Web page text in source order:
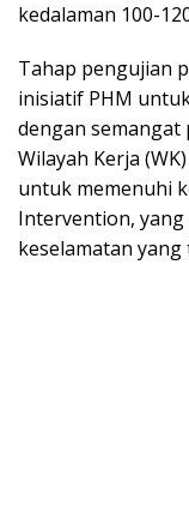
kedalaman 100-
Tahap pengujian
inisiatif PHM
dengan semangat
Wilayah Kerja
untuk memenuhi
Intervention,
keselamatan yang